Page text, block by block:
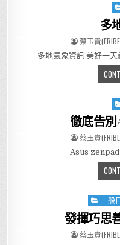
多
AUTHOR:
蔡玉貴
多地氣象資訊 美好一
徹底告
AUTHOR:
蔡玉貴
Asus zenpad
Posted
一般
發揮巧思
AUTHOR:
蔡玉貴